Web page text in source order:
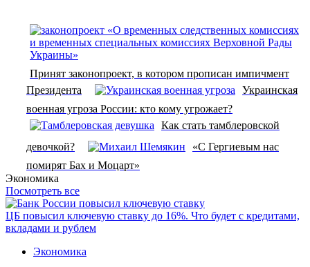
Принят законопроект, в котором прописан импичмент
Президента
Украинская
военная угроза России: кто кому угрожает?
Как стать тамблеровской
девочкой?
«С Гергиевым нас
помирят Бах и Моцарт»
Экономика
Посмотреть все
ЦБ повысил ключевую ставку до 16%. Что будет с кредитами,
вкладами и рублем
Экономика